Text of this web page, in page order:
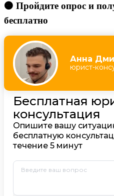
🟠 Пройдите опрос и
бесплатно